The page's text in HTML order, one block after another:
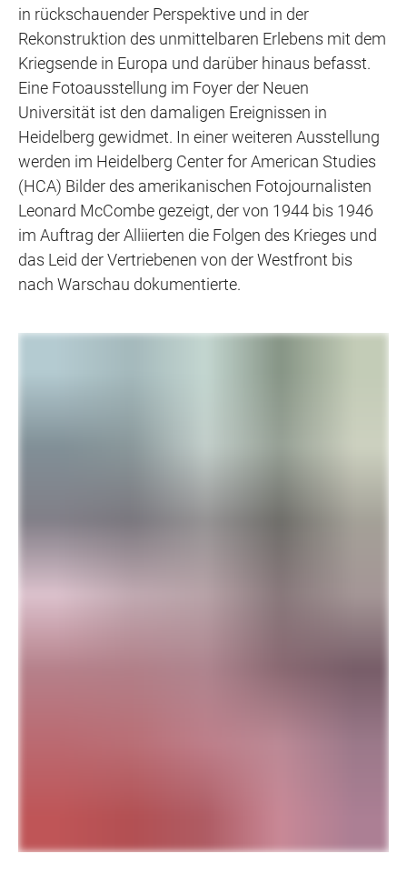
in rückschauender Perspektive und in der
Rekonstruktion des unmittelbaren Erlebens mit dem
Kriegsende in Europa und darüber hinaus befasst.
Eine Fotoausstellung im Foyer der Neuen
Universität ist den damaligen Ereignissen in
Heidelberg gewidmet. In einer weiteren Ausstellung
werden im Heidelberg Center for American Studies
(HCA) Bilder des amerikanischen Fotojournalisten
Leonard McCombe gezeigt, der von 1944 bis 1946
im Auftrag der Alliierten die Folgen des Krieges und
das Leid der Vertriebenen von der Westfront bis
nach Warschau dokumentierte.